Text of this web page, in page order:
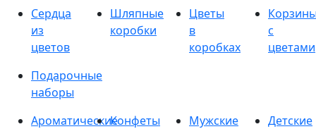
Сердца
из
цветов
Шляпные
коробки
Цветы
в
коробках
с
цветами
Подарочные
наборы
АроматическиеКонфеты
Мужские
Детские